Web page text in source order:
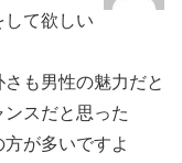
して欲しい
も男性の魅力だと
スだと思った
が多いですよ